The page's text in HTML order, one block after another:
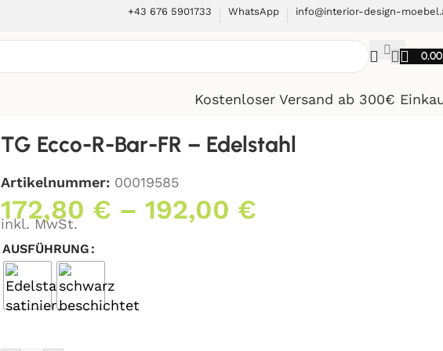
+43 676 5901733 WhatsApp info@interior-design-
Kostenloser Versand ab 300€
TG Ecco-R-Bar-FR – Edelstahl
Artikelnummer: 00019585
172,80 € – 192,00 €
inkl. MwSt.
AUSFÜHRUNG